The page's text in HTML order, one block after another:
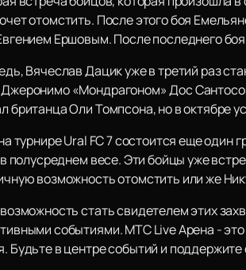
отомстить. После этого боя
Ершовым. После последнего
Вячеслав Дацик уже в третий раз
«Мондрагоном» Дос
британца Оли Томпсона, но в октябре
турнире Ural FC 7 состоится еще
полусреднем весе. Эти бойцы уже
возможность отомстить или же
стать свидетелем этих
событиями. MTC Live Арена -
Будьте в центре событий и